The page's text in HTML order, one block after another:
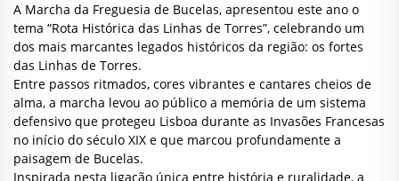
A Marcha da Freguesia de Bucelas, apresentou este ano o
tema “Rota Histórica das Linhas de Torres”, celebrando um
dos mais marcantes legados históricos da região: os fortes
das Linhas de Torres.
Entre passos ritmados, cores vibrantes e cantares cheios de
alma, a marcha levou ao público a memória de um sistema
defensivo que protegeu Lisboa durante as Invasões Francesas
no início do século XIX e que marcou profundamente a
paisagem de Bucelas.
Inspirada nesta ligação única entre história e ruralidade, a